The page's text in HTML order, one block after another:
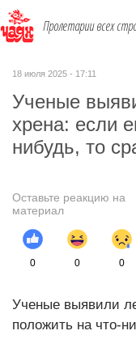
Пролетарии всех
18 июля 2025 - 17:11
Ученые
хрена: если
нибудь, то
Оставьте реакцию на
материал
0 0 0
Ученые выявили
положить на что-